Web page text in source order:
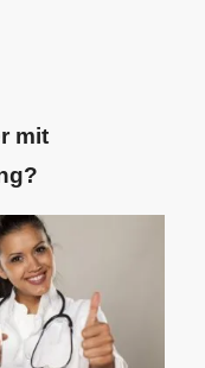
mit